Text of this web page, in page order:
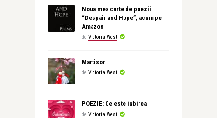
Noua mea carte de poezii
“Despair and Hope”, acum pe
Amazon
de Victoria West
Martisor
de Victoria West
POEZIE: Ce este iubirea
de Victoria West